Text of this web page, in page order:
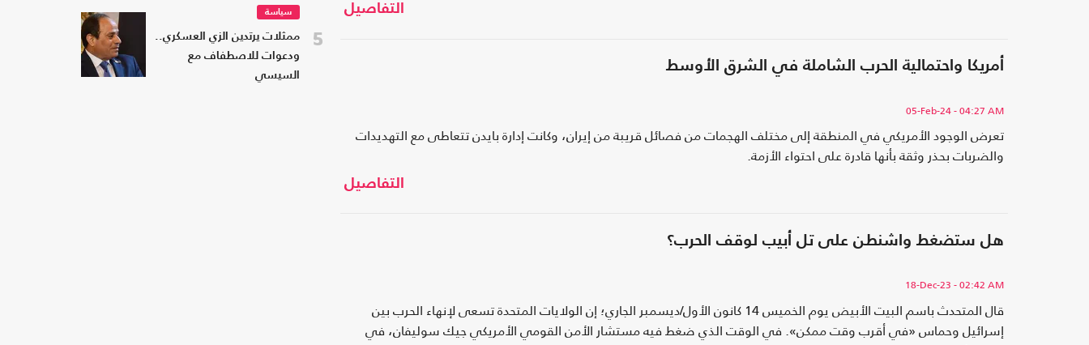
التفاصيل
أمريكا واحتمالية الحرب الشاملة في الشرق الأوسط
05-Feb-24- 04:27 AM
تعرض الوجود الأمريكي في المنطقة إلى مختلف الهجمات من فصائل قريبة من إيران، وكانت إدارة بايدن تتعاطى مع التهديدات
والضربات بحذر وثقة بأنها قادرة على احتواء الأزمة.
التفاصيل
هل ستضغط واشنطن على تل أبيب لوقف الحرب؟
18-Dec-23 - 02:42 AM
قال المتحدث باسم البيت الأبيض يوم الخميس 14 كانون الأول/ديسمبر الجاري؛ إن الولايات المتحدة تسعى لإنهاء الحرب بين
إسرائيل وحماس «في أقرب وقت ممكن». في الوقت الذي ضغط فيه مستشار الأمن القومي الأمريكي جيك سوليفان، في
5
سياسة
ممثلات يرتدين الزي العسكري..
ودعوات للاصطفاف مع
السيسي